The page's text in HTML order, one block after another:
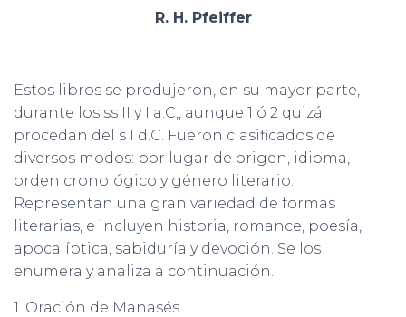
G
R. H. Pfeiffer
Estos libros se produjeron, en su mayor parte,
durante los ss II y I a.C,, aunque 1 ó 2 quizá
procedan del s I d.C. Fueron clasificados de
diversos modos: por lugar de origen, idioma,
orden cronológico y género literario.
Representan una gran variedad de formas
literarias, e incluyen historia, romance, poesía,
apocalíptica, sabiduría y devoción. Se los
enumera y analiza a continuación.
1. Oración de Manasés.